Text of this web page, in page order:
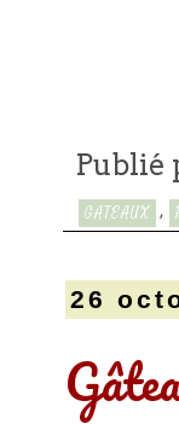
Publié
GATEAUX ,
26